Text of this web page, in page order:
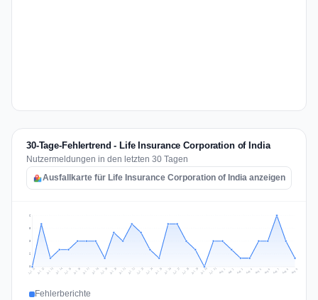
30-Tage-Fehlertrend - Life Insurance Corporation of India
Nutzermeldungen in den letzten 30 Tagen
Ausfallkarte für Life Insurance Corporation of India anzeigen
2
3
5
6
Jul 11 Jul 12 Jul 13 Jul 14 Jul 15 Jul 16 Jul 17 Jul 18 Jul 19 Jul 20 Jul 21 Jul 22 Jul 23 Jul 24 Jul 25 Jul 26 Jul 27 Jul 28 Jul 29 Jul 30 Jul 31 Aug 1 Aug 2 Aug 3 Aug 4 Aug 5 Aug 6 Aug 7 Aug 8 Aug 9
Fehlerberichte